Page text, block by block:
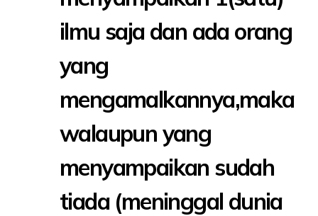
ilmu saja dan ada orang
yang
mengamalkannya,maka
walaupun yang
menyampaikan sudah
tiada (meninggal dunia